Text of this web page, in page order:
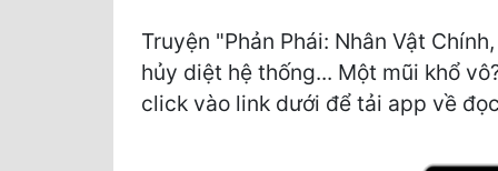
Truyện "Phản Phái: Nhân Vật
hủy diệt hệ thống... Một mũi khổ
click vào link dưới để tải app về